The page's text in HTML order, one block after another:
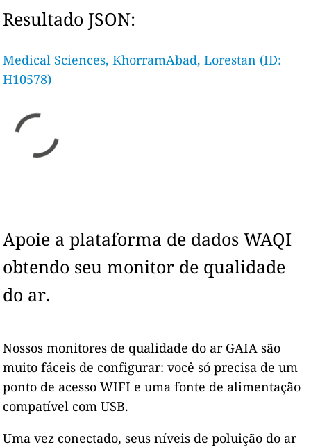
Resultado JSON:
Medical Sciences, KhorramAbad, Lorestan (ID:
H10578)
Apoie a plataforma de dados WAQI
obtendo seu monitor de qualidade
do ar.
Nossos monitores de qualidade do ar GAIA são
muito fáceis de configurar: você só precisa de um
ponto de acesso WIFI e uma fonte de alimentação
compatível com USB.
Uma vez conectado, seus níveis de poluição do ar